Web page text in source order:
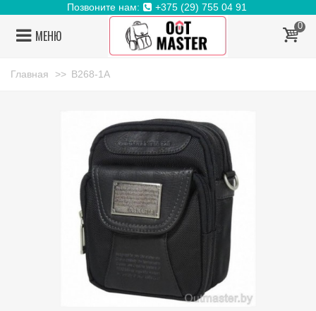
Позвоните нам: +375 (29) 755 04 91
МЕНЮ
0
Главная >> B268-1A